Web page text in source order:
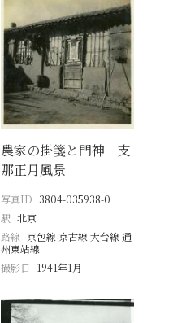
農家の掛箋と門神 支
那正月風景
写真ID 3804-035938-0
駅 北京
路線 京包線 京古線 大台線 通
州東站線
撮影日
1941年1月